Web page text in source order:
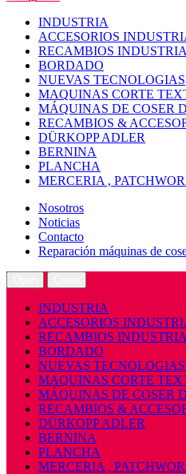
INDUSTRIA
ACCESORIOS
RECAMBIOS INDUSTRIA
BORDADO
NUEVAS TECNOLOGIAS
MAQUINAS CORTE
MÁQUINAS DE COSER
RECAMBIOS &
DÜRKOPP ADLER
BERNINA
PLANCHA
MERCERIA ,
Nosotros
Noticias
Contacto
Reparación máquinas de
INDUSTRIA
ACCESORIOS
RECAMBIOS INDUSTRIA
BORDADO
NUEVAS TECNOLOGIAS
MAQUINAS CORTE
MÁQUINAS DE COSER
RECAMBIOS &
DÜRKOPP ADLER
BERNINA
PLANCHA
MERCERIA ,